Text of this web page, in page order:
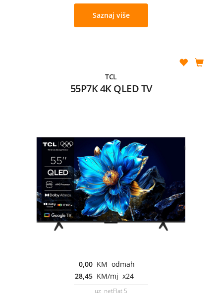
Saznaj više
TCL
55P7K 4K QLED TV
0,00 KM odmah
28,45 KM/mj x24
uz netFlat 5